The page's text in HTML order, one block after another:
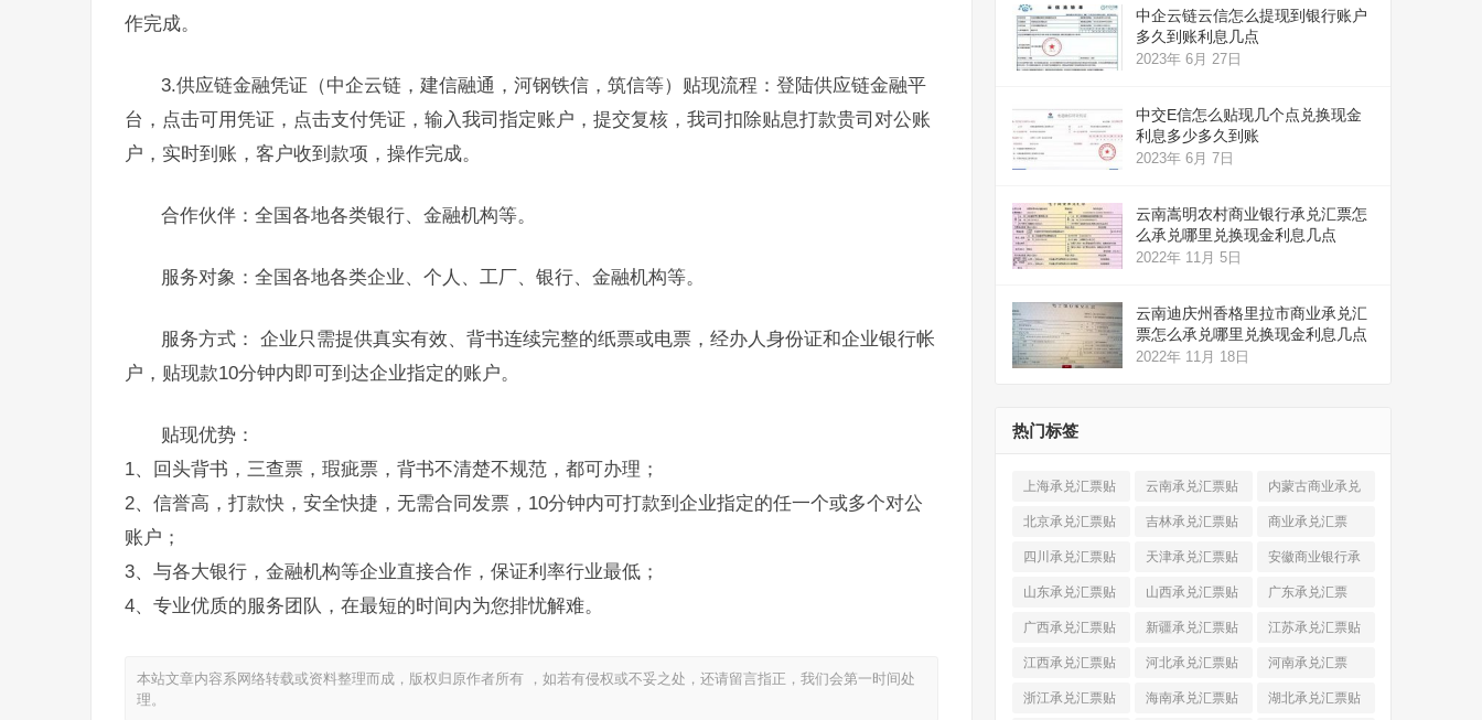
作完成。
3.供应链金融凭证（中企云链，建信融通，河钢铁信，筑信等）贴现流程：登陆供应链金融平
台，点击可用凭证，点击支付凭证，输入我司指定账户，提交复核，我司扣除贴息打款贵司对公账
户，实时到账，客户收到款项，操作完成。
合作伙伴：全国各地各类银行、金融机构等。
服务对象：全国各地各类企业、个人、工厂、银行、金融机构等。
服务方式： 企业只需提供真实有效、背书连续完整的纸票或电票，经办人身份证和企业银行帐
户，贴现款10分钟内即可到达企业指定的账户。
贴现优势：
1、回头背书，三查票，瑕疵票，背书不清楚不规范，都可办理；
2、信誉高，打款快，安全快捷，无需合同发票，10分钟内可打款到企业指定的任一个或多个对公
账户；
3、与各大银行，金融机构等企业直接合作，保证利率行业最低；
4、专业优质的服务团队，在最短的时间内为您排忧解难。
本站文章内容系网络转载或资料整理而成，版权归原作者所有 ，如若有侵权或不妥之处，还请留言指正，我们会第一时间处
理。
中企云链云信怎么提现到银行账户
多久到账利息几点
2023年 6月 27日
中交E信怎么贴现几个点兑换现金
利息多少多久到账
2023年 6月 7日
云南嵩明农村商业银行承兑汇票怎
么承兑哪里兑换现金利息几点
2022年 11月 5日
云南迪庆州香格里拉市商业承兑汇
票怎么承兑哪里兑换现金利息几点
2022年 11月 18日
热门标签
上海承兑汇票贴
现(520)
云南承兑汇票贴
现(324)
内蒙古商业承兑
汇票(316)
北京承兑汇票贴
现 (912)
吉林承兑汇票贴
现(123)
商业承兑汇票
(225)
四川承兑汇票贴
现(790)
天津承兑汇票贴
现(242)
安徽商业银行承
兑汇票 (565)
山东承兑汇票贴
现(874)
山西承兑汇票贴
现(463)
广东承兑汇票
(979)
广西承兑汇票贴
现(278)
新疆承兑汇票贴
现(264)
江苏承兑汇票贴
现(774)
江西承兑汇票贴
现(366)
河北承兑汇票贴
现(374)
河南承兑汇票
(518)
浙江承兑汇票贴
海南承兑汇票贴
湖北承兑汇票贴